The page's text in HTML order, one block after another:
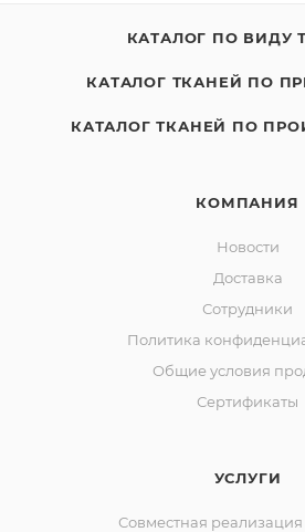
КАТАЛОГ ПО ВИДУ
КАТАЛОГ ТКАНЕЙ ПО
КАТАЛОГ ТКАНЕЙ ПО
КОМПАНИЯ
Новости
Доставка
Сотрудники
Политика
Общие условия
Сертификаты
УСЛУГИ
Совместная реализация